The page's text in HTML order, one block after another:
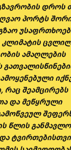
დროს
პორტს
კლიმატის
ამაღლების
რაც შეამცირებს
და მეწყრული
წლის
და